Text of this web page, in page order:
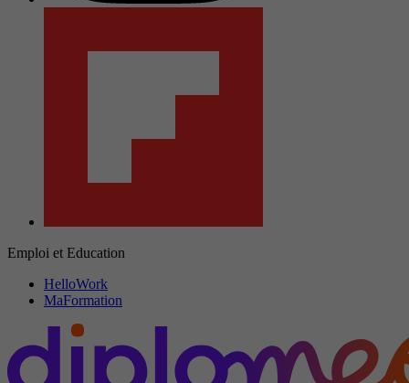
Emploi et Education
HelloWork
MaFormation